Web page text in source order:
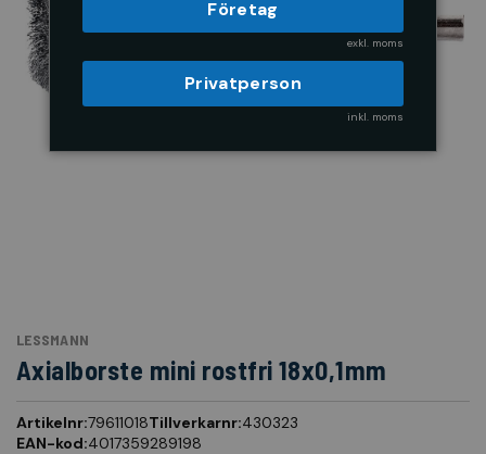
LESSMANN
Axialborste mini rostfri 18x0,1mm
Artikelnr:79611018Tillverkarnr:430323
EAN-kod:4017359289198
Företag
exkl. moms
Privatperson
inkl. moms